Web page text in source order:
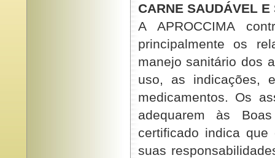
CARNE SAUDÁVEL E
A APROCCIMA
principalmente os
manejo sanitário dos
uso, as indicações,
medicamentos. Os
adequarem às
certificado indica
suas